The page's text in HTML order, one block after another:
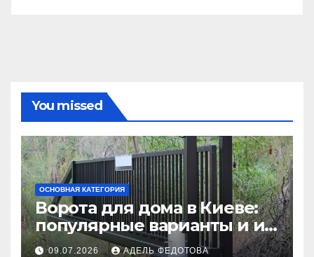
You missed
ОСНОВНАЯ КАТЕГОРИЯ
Ворота для дома в Киеве:
популярные варианты и их
особенности
09.07.2026 АДЕЛЬ ФЕДОТОВА